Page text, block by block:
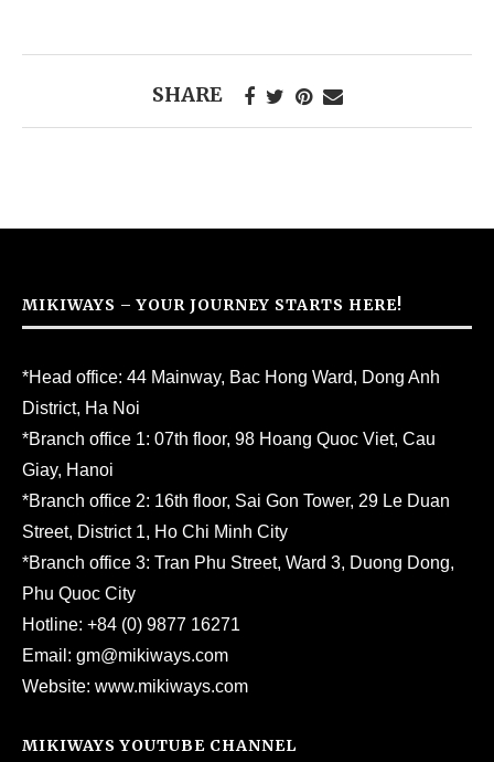
SHARE
MIKIWAYS – YOUR JOURNEY STARTS HERE!
*Head office: 44 Mainway, Bac Hong Ward, Dong Anh
District, Ha Noi
*Branch office 1: 07th floor, 98 Hoang Quoc Viet, Cau
Giay, Hanoi
*Branch office 2: 16th floor, Sai Gon Tower, 29 Le Duan
Street, District 1, Ho Chi Minh City
*Branch office 3: Tran Phu Street, Ward 3, Duong Dong,
Phu Quoc City
Hotline: +84 (0) 9877 16271
Email: gm@mikiways.com
Website: www.mikiways.com
MIKIWAYS YOUTUBE CHANNEL